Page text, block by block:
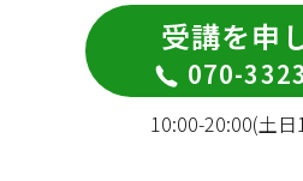
受講を申
070-
10:00-20:00(土